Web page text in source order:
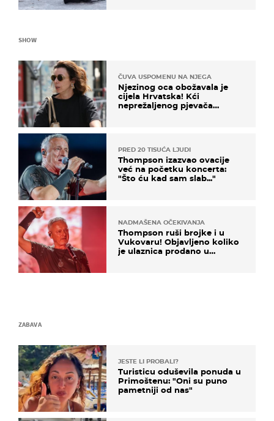
SHOW
ČUVA USPOMENU NA NJEGA
Njezinog oca obožavala je
cijela Hrvatska! Kći
neprežaljenog pjevača
PRED 20 TISUĆA LJUDI
Thompson izazvao ovacije
već na početku koncerta:
"Što ću kad sam slab..."
NADMAŠENA OČEKIVANJA
Thompson ruši brojke i u
Vukovaru! Objavljeno koliko
je ulaznica prodano u
ZABAVA
JESTE LI PROBALI?
Turisticu oduševila ponuda u
Primoštenu: "Oni su puno
pametniji od nas"